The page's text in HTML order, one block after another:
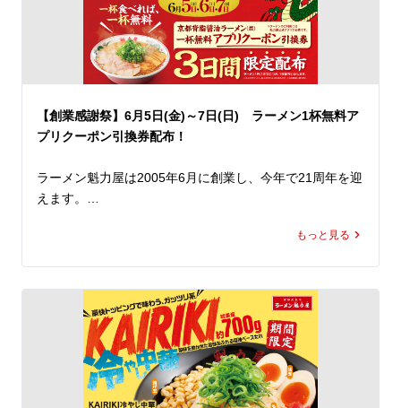
見た目にも食べ応えにもこだわり、ボリューム満点かつ本
格的な仕上がりに。
また、辛いものが苦手な方にもお楽しみいただけるよう、
辛さを抑えた「セアブラ胡麻担々麺」もご用意しました。
さらに、刺激を求める方には「シビカラマシ」（有料）で
痺れと辛さを追加することも可能です。
暑さで食欲が落ちがちなこの季節にぴったりな「シビカラ
麻辣担々麺」と「セアブラ胡麻担々麺」。
ぜひこの機会に、ランチやディナーで魁力屋こだわりの夏
【創業感謝祭】6月5日(金)～7日(日) ラーメン1杯無料ア
プリクーポン引換券配布！
ラーメン魁力屋は2005年6月に創業し、今年で21周年を迎
えます。
店内飲食にてラーメンを一杯ご注文につき、「京都背脂醤
油ラーメン(並)1杯無料アプリクーポン」*1の引換券を1枚
進呈いたします。
ぜひこの機会にお好きなラーメンをお召し上がりいただ
き、お得な無料クーポンをゲットしてください。*2
もっと見る